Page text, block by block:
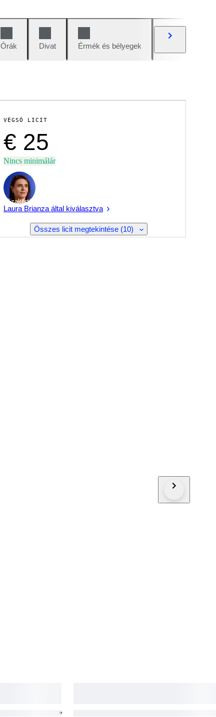
Órák Divat Érmék és bélyegek
VÉGSŐ LICIT
€ 25
Nincs minimálár
Szakértő
Laura Brianza által kiválasztva
Összes licit megtekintése (10)